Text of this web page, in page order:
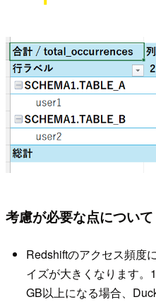
考慮が必要な点について
Redshiftのアクセス頻度
イズが大きくなります
GB以上になる場合、